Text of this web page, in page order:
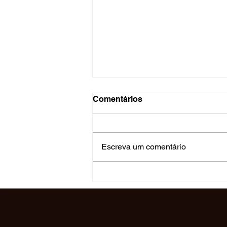
do Concurso do TJPE
Comentários
Escreva um comentário